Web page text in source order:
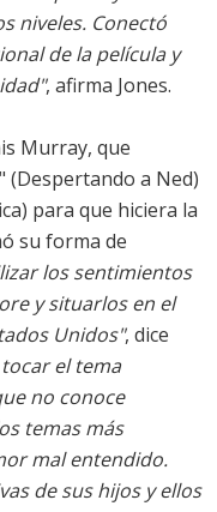
niveles. Conectó
de la película y
, afirma Jones.
Murray, que
(Despertando a Ned)
para que hiciera la
su forma de
los sentimientos
y situarlos en el
Unidos", dice
el tema
no conoce
temas más
mal entendido.
de sus hijos y ellos